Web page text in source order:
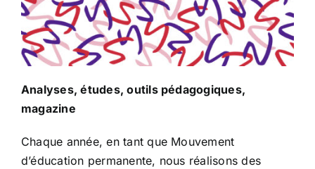
Analyses, études, outils pédagogiques,
magazine
Chaque année, en tant que Mouvement
d’éducation permanente, nous réalisons des